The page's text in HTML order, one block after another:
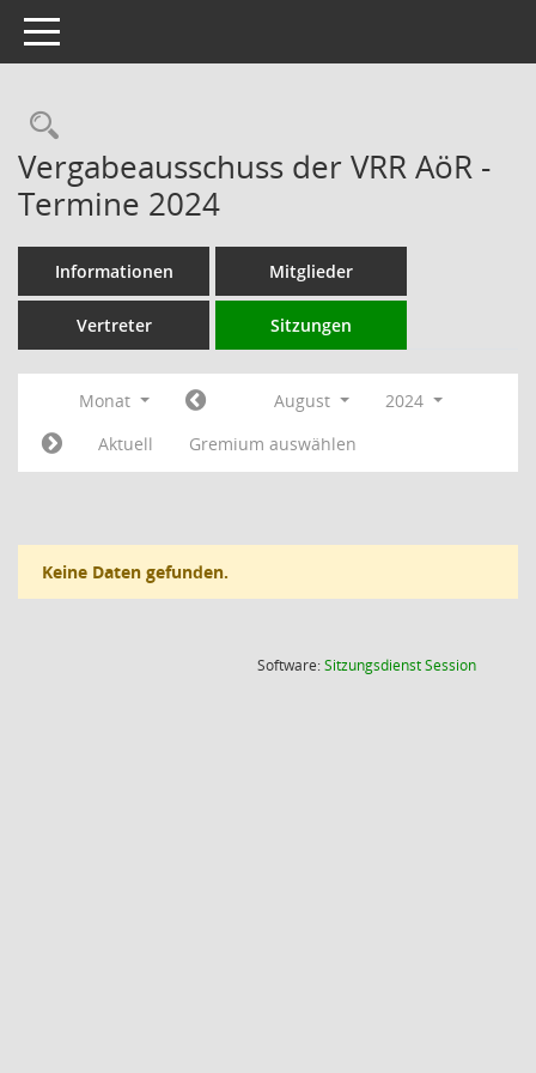
Toggle navigation
Rechercheauswahl
Vergabeausschuss der VRR AöR -
Termine 2024
Informationen Mitglieder
Vertreter Sitzungen
Monat August
2024
Aktuell
Gremium auswählen
Keine Daten gefunden.
Software:SitzungsdienstSession(Wird in